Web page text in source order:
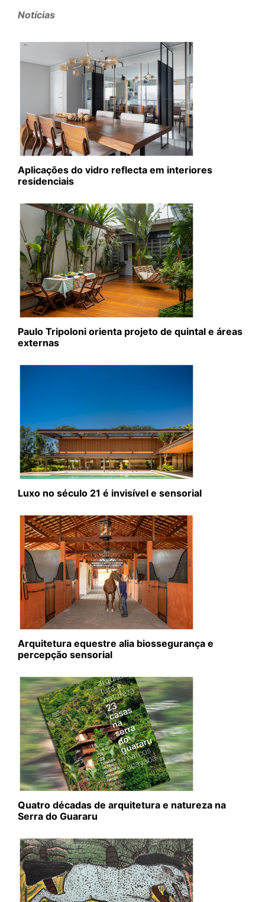
Notícias
Aplicações do vidro reflecta em interiores
residenciais
Paulo Tripoloni orienta projeto de quintal e áreas
externas
Luxo no século 21 é invisível e sensorial
Arquitetura equestre alia biossegurança e
percepção sensorial
Quatro décadas de arquitetura e natureza na
Serra do Guararu